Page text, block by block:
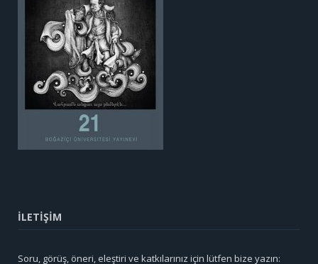
İLETİŞİM
Soru, görüş, öneri, eleştiri ve katkılarınız için lütfen bize yazın: